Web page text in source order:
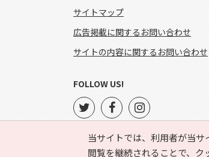
当サイトでは、利用者が当
閲覧を継続されることで、ク
サイトマップ
広告掲載に関するお問い合わせ
サイトの内容に関するお問い合わせ
FOLLOW US!